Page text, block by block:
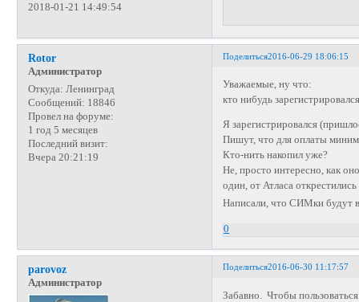
2018-01-21 14:49:54
Поделиться2016-06-29 18:06:15
Rotor
Администратор
Откуда: Ленинград
Сообщений: 18846
Провел на форуме:
1 год 5 месяцев
Последний визит:
Вчера 20:21:19
Уважаемые, ну что:
кто нибудь
Я зарегистрировался
Пишут, что для оплаты
Кто-нить накопил уже?
Не, просто интересно, как
один, от Атласа открестились
Написали, что СИМки будут
0
Поделиться2016-06-30 11:17:57
parovoz
Администратор
Забавно. Чтобы